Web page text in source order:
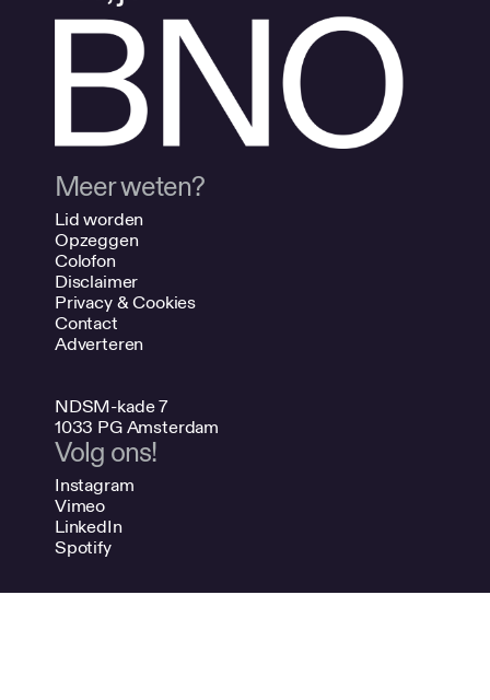
Meer weten?
Lid worden
Opzeggen
Colofon
Disclaimer
Privacy & Cookies
Contact
Adverteren
NDSM-kade 7
1033 PG Amsterdam
Volg ons!
Instagram
Vimeo
LinkedIn
Spotify